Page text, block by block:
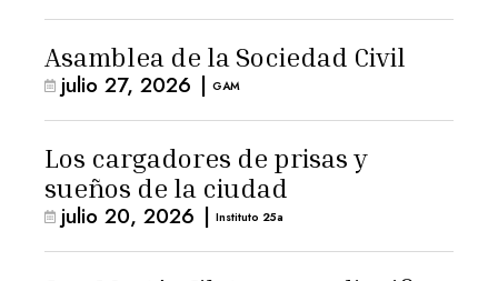
Asamblea de la Sociedad Civil
julio 27, 2026 | GAM
Los cargadores de prisas y
sueños de la ciudad
julio 20, 2026 | Instituto 25a